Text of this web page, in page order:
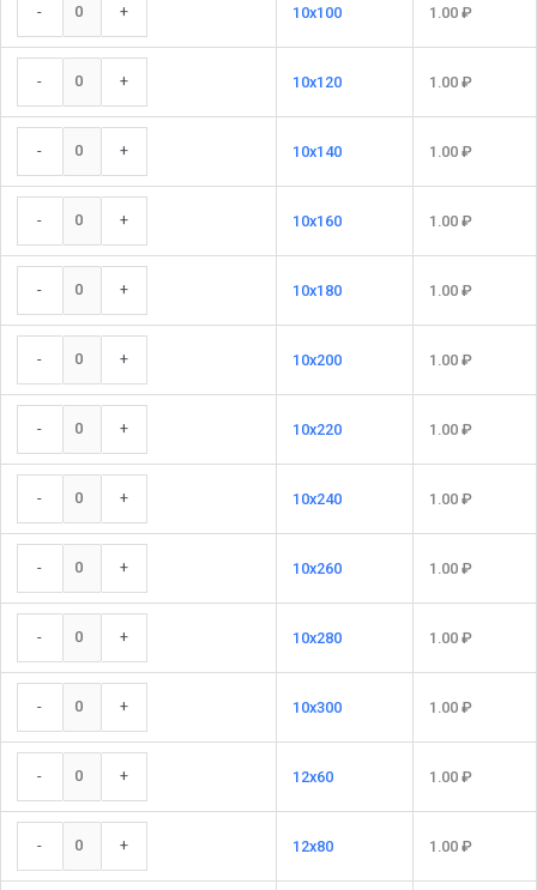
- + 10x100 1.00 ₽
- + 10x120 1.00 ₽
- + 10x140 1.00 ₽
- + 10x160 1.00 ₽
- + 10x180 1.00 ₽
- + 10x200 1.00 ₽
- + 10x220 1.00 ₽
- + 10x240 1.00 ₽
- + 10x260 1.00 ₽
- + 10x280 1.00 ₽
- + 10x300 1.00 ₽
- + 12x60 1.00 ₽
- + 12x80 1.00 ₽